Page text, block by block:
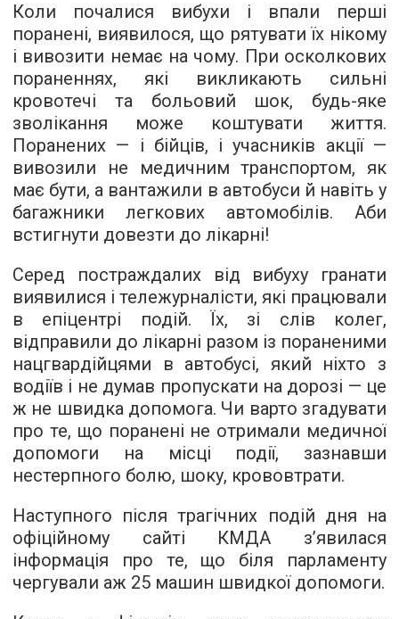
Коли почалися вибухи і впали перші
поранені, виявилося, що рятувати їх нікому
і вивозити немає на чому. При осколкових
пораненнях, які викликають сильні
кровотечі та больовий шок, будь-яке
зволікання може коштувати життя.
Поранених — і бійців, і учасників акції —
вивозили не медичним транспортом, як
має бути, а вантажили в автобуси й навіть у
багажники легкових автомобілів. Аби
встигнути довезти до лікарні!
Серед постраждалих від вибуху гранати
виявилися і тележурналісти, які працювали
в епіцентрі подій. Їх, зі слів колег,
відправили до лікарні разом із пораненими
нацгвардійцями в автобусі, який ніхто з
водіїв і не думав пропускати на дорозі — це
ж не швидка допомога. Чи варто згадувати
про те, що поранені не отримали медичної
допомоги на місці події, зазнавши
нестерпного болю, шоку, крововтрати.
Наступного після трагічних подій дня на
офіційному сайті КМДА з’явилася
інформація про те, що біля парламенту
чергували аж 25 машин швидкої допомоги.